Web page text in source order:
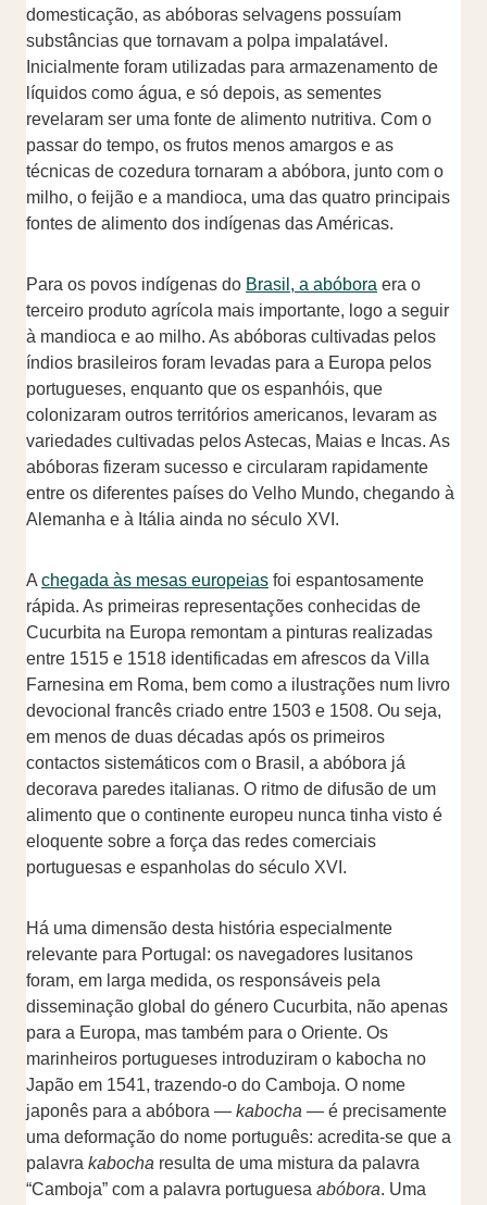
domesticação, as abóboras selvagens possuíam
substâncias que tornavam a polpa impalatável.
Inicialmente foram utilizadas para armazenamento de
líquidos como água, e só depois, as sementes
revelaram ser uma fonte de alimento nutritiva. Com o
passar do tempo, os frutos menos amargos e as
técnicas de cozedura tornaram a abóbora, junto com o
milho, o feijão e a mandioca, uma das quatro principais
fontes de alimento dos indígenas das Américas.
Para os povos indígenas do Brasil, a abóbora era o
terceiro produto agrícola mais importante, logo a seguir
à mandioca e ao milho. As abóboras cultivadas pelos
índios brasileiros foram levadas para a Europa pelos
portugueses, enquanto que os espanhóis, que
colonizaram outros territórios americanos, levaram as
variedades cultivadas pelos Astecas, Maias e Incas. As
abóboras fizeram sucesso e circularam rapidamente
entre os diferentes países do Velho Mundo, chegando à
Alemanha e à Itália ainda no século XVI.
A chegada às mesas europeias foi espantosamente
rápida. As primeiras representações conhecidas de
Cucurbita na Europa remontam a pinturas realizadas
entre 1515 e 1518 identificadas em afrescos da Villa
Farnesina em Roma, bem como a ilustrações num livro
devocional francês criado entre 1503 e 1508. Ou seja,
em menos de duas décadas após os primeiros
contactos sistemáticos com o Brasil, a abóbora já
decorava paredes italianas. O ritmo de difusão de um
alimento que o continente europeu nunca tinha visto é
eloquente sobre a força das redes comerciais
portuguesas e espanholas do século XVI.
Há uma dimensão desta história especialmente
relevante para Portugal: os navegadores lusitanos
foram, em larga medida, os responsáveis pela
disseminação global do género Cucurbita, não apenas
para a Europa, mas também para o Oriente. Os
marinheiros portugueses introduziram o kabocha no
Japão em 1541, trazendo-o do Camboja. O nome
japonês para a abóbora — kabocha — é precisamente
uma deformação do nome português: acredita-se que a
palavra kabocha resulta de uma mistura da palavra
“Camboja” com a palavra portuguesa abóbora. Uma